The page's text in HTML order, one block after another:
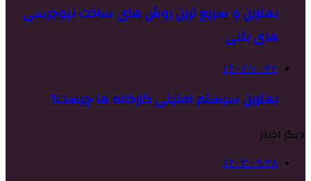
بهترین و سریع ترین روش های ساخت نیوجرسی
های بتنی
۱۴۰۲/۱۰/۲۲
بهترین سیستم امنیتی کارخانه ها چیست؟
دیگر اخبار
۱۴۰۳/۰۹/۲۸